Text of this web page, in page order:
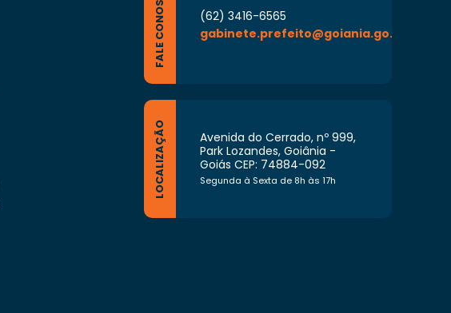
FALE CONOSCO
(62) 3416-6565
gabinete.prefeito@goiania.go.gov.br
LOCALIZAÇÃO
Avenida do Cerrado, nº 999,
Park Lozandes, Goiânia -
Goiás CEP: 74884-092
Segunda à Sexta de 8h às 17h